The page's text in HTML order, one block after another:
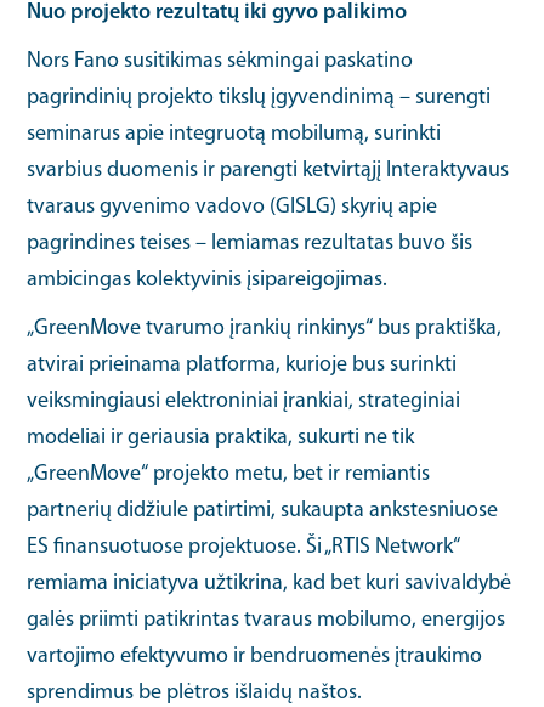
Nuo projekto rezultatų iki gyvo palikimo
Nors Fano susitikimas sėkmingai paskatino
pagrindinių projekto tikslų įgyvendinimą – surengti
seminarus apie integruotą mobilumą, surinkti
svarbius duomenis ir parengti ketvirtąjį Interaktyvaus
tvaraus gyvenimo vadovo (GISLG) skyrių apie
pagrindines teises – lemiamas rezultatas buvo šis
ambicingas kolektyvinis įsipareigojimas.
„GreenMove tvarumo įrankių rinkinys“ bus praktiška,
atvirai prieinama platforma, kurioje bus surinkti
veiksmingiausi elektroniniai įrankiai, strateginiai
modeliai ir geriausia praktika, sukurti ne tik
„GreenMove“ projekto metu, bet ir remiantis
partnerių didžiule patirtimi, sukaupta ankstesniuose
ES finansuotuose projektuose. Ši „RTIS Network“
remiama iniciatyva užtikrina, kad bet kuri savivaldybė
galės priimti patikrintas tvaraus mobilumo, energijos
vartojimo efektyvumo ir bendruomenės įtraukimo
sprendimus be plėtros išlaidų naštos.